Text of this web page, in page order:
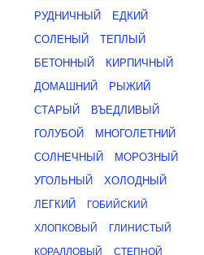
РУДНИЧНЫЙ
ЕДКИЙ
СОЛЕНЫЙ
ТЕПЛЫЙ
БЕТОННЫЙ
КИРПИЧНЫЙ
ДОМАШНИЙ
РЫЖИЙ
СТАРЫЙ
ВЪЕДЛИВЫЙ
ГОЛУБОЙ
МНОГОЛЕТНИЙ
СОЛНЕЧНЫЙ
МОРОЗНЫЙ
УГОЛЬНЫЙ
ХОЛОДНЫЙ
ЛЕГКИЙ
ГОБИЙСКИЙ
ХЛОПКОВЫЙ ГЛИНИСТЫЙ
КОРАЛЛОВЫЙ СТЕПНОЙ